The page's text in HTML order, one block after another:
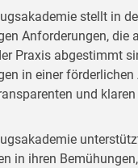
stellt in
Anforderungen, die
Praxis abgestimmt
in einer
und
in ihren